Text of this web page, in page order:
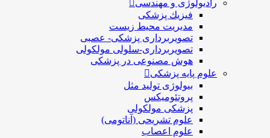
رادیولوژی و مهندسی
فيزيك پزشکی
مدیریت محیط زیست
تصویربرداری پزشکی- عصبی
تصویربرداری-سلولی مولکولی
هوش مصنوعی در پزشکی
علوم پایه پزشکی
بیولوژی تولید مثل
پروتئومیکس
پزشکی مولکولی
علوم تشریحی (آناتومی)
علوم اعصاب